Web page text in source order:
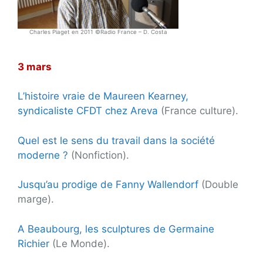
Charles Piaget en 2011 ©Radio France – D. Costa
3 mars
L’histoire vraie de Maureen Kearney,
syndicaliste CFDT chez Areva (France culture).
Quel est le sens du travail dans la société
moderne ? (Nonfiction).
Jusqu’au prodige de Fanny Wallendorf (Double
marge).
A Beaubourg, les sculptures de Germaine
Richier (Le Monde).